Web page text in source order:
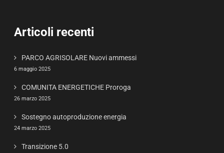
Articoli recenti
PARCO AGRISOLARE Nuovi ammessi
6 maggio 2025
COMUNITA ENERGETICHE Proroga
26 marzo 2025
Sostegno autoproduzione energia
24 marzo 2025
Transizione 5.0